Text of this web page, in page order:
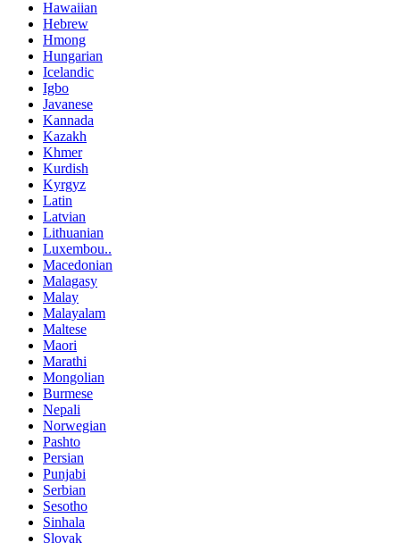
Hawaiian
Hebrew
Hmong
Hungarian
Icelandic
Igbo
Javanese
Kannada
Kazakh
Khmer
Kurdish
Kyrgyz
Latin
Latvian
Lithuanian
Luxembou..
Macedonian
Malagasy
Malay
Malayalam
Maltese
Maori
Marathi
Mongolian
Burmese
Nepali
Norwegian
Pashto
Persian
Punjabi
Serbian
Sesotho
Sinhala
Slovak